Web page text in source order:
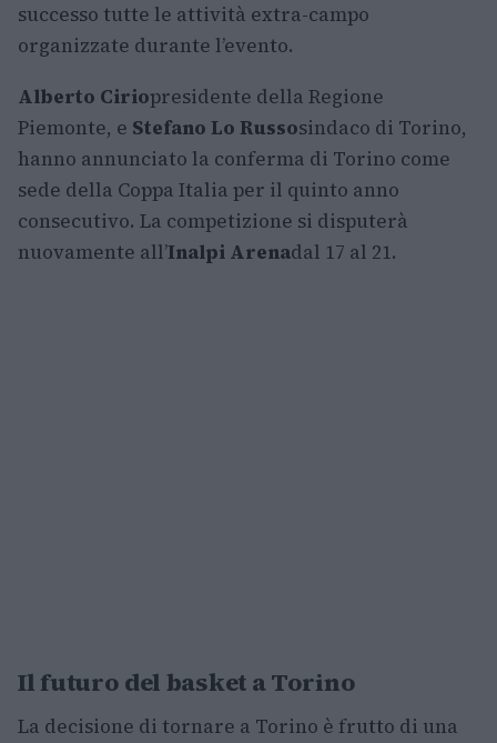
successo tutte le attività extra-campo
organizzate durante l’evento.
Alberto Ciriopresidente della Regione
Piemonte, e Stefano Lo Russosindaco di Torino,
hanno annunciato la conferma di Torino come
sede della Coppa Italia per il quinto anno
consecutivo. La competizione si disputerà
nuovamente all’Inalpi Arenadal 17 al 21.
Il futuro del basket a Torino
La decisione di tornare a Torino è frutto di una